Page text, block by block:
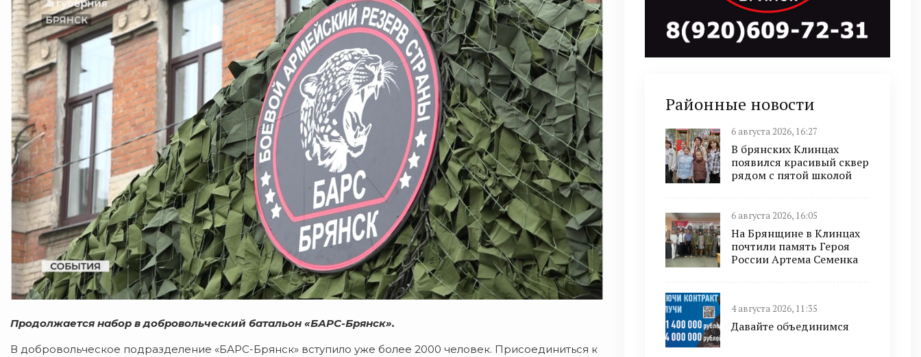
Продолжается набор в добровольческий батальон «БАРС-Брянск».
В добровольческое подразделение «БАРС-Брянск» вступило уже более 2000 человек. Присоединиться к
Районные новости
6 августа 2026, 16:27
В брянских Клинцах
появился красивый сквер
рядом с пятой школой
6 августа 2026, 16:05
На Брянщине в Клинцах
почтили память Героя
России Артема Семенка
4 августа 2026, 11:35
Давайте объединимся